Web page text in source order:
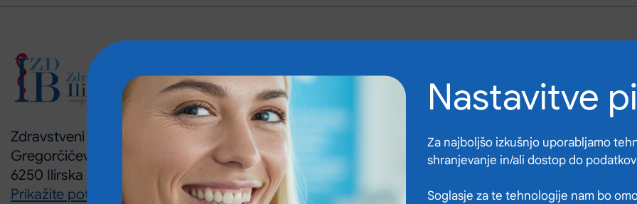
Nastavitve
Za najboljšo izkušnjo uporabljamo
shranjevanje in/ali dostop do
Soglasje za te tehnologije nam bo
Zdravstveni dom Ilirska Bistrica
Gregorčičeva ulica 8
6250 Ilirska Bistrica
Prikažite pot na zemljevidu